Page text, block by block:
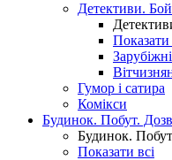
Детективи.
Показати
Гумор і сатира
Комікси
Будинок. Побут.
Будинок.
Показати всі